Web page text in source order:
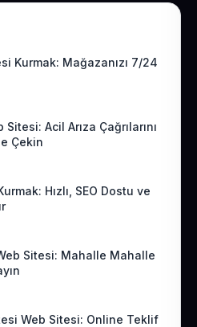
Kurmak: Mağazanızı 7/24
Acil Arıza Çağrılarını
Çekin
Hızlı, SEO Dostu ve
Sitesi: Mahalle Mahalle
Web Sitesi: Online Teklif